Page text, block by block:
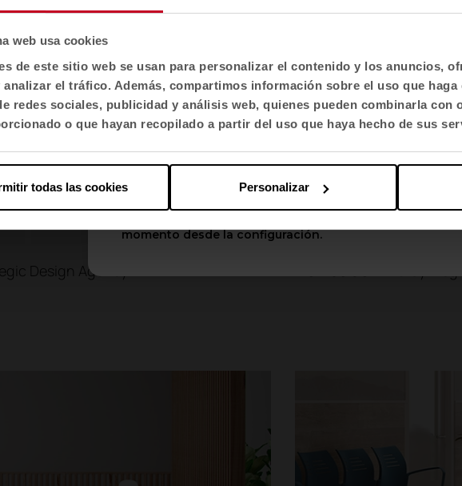
web usa cookies
de este sitio web se usan para personalizar el contenido y los anuncios,
analizar el tráfico. Además, compartimos información sobre el uso que
redes sociales, publicidad y análisis web, quienes pueden combinarla con
o que hayan recopilado a partir del uso que haya hecho de sus
Personalizar
todas las cookies
Design Agency
Selecciona localización
Selecciona idioma
English US
Aplicar
momento desde la configuración.